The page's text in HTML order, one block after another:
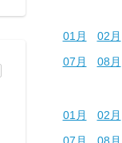
01月 02月
07月
08月
01月 02月